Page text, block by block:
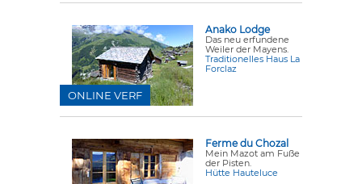
Anako Lodge
Das neu erfundene
Weiler der Mayens.
Traditionelles Haus La
Forclaz
ONLINE VERF
Ferme du Chozal
Mein Mazot am Fuße
der Pisten.
Hütte Hauteluce